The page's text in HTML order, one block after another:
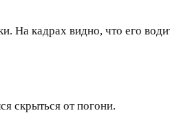
кадрах видно, что его
скрыться от погони.